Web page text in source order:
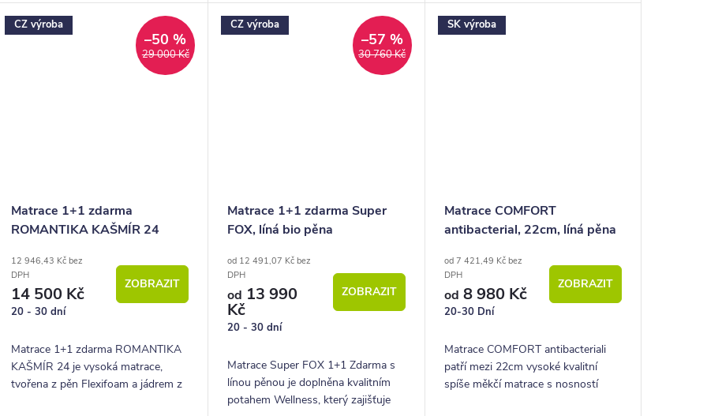
CZ výroba
29 000 Kč
–50 %
Matrace 1+1 zdarma
ROMANTIKA KAŠMÍR 24
12 946,43 Kč bez
DPH
14 500 Kč
20 - 30 dní
ZOBRAZIT
Matrace 1+1 zdarma ROMANTIKA
KAŠMÍR 24 je vysoká matrace,
tvořena z pěn Flexifoam a jádrem z
CZ výroba
30 760 Kč
–57 %
Matrace 1+1 zdarma Super
FOX, líná bio pěna
od 12 491,07 Kč bez
DPH
od 13 990
Kč
20 - 30 dní
ZOBRAZIT
Matrace Super FOX 1+1 Zdarma s
línou pěnou je doplněna kvalitním
potahem Wellness, který zajišťuje
SK výroba
Matrace COMFORT
antibacterial, 22cm, líná pěna
od 7 421,49 Kč bez
DPH
od 8 980 Kč
20-30 Dní
ZOBRAZIT
Matrace COMFORT antibacteriali
patří mezi 22cm vysoké kvalitní
spíše měkčí matrace s nosností